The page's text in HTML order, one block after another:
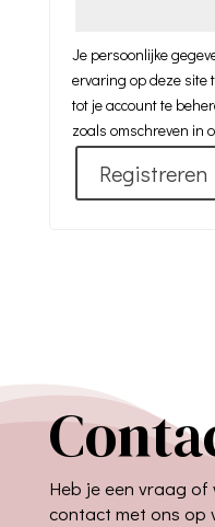
Je persoonlijke
ervaring op deze site
tot je account te
zoals omschreven in
Registreren
Heb je een vraag of
contact met ons op